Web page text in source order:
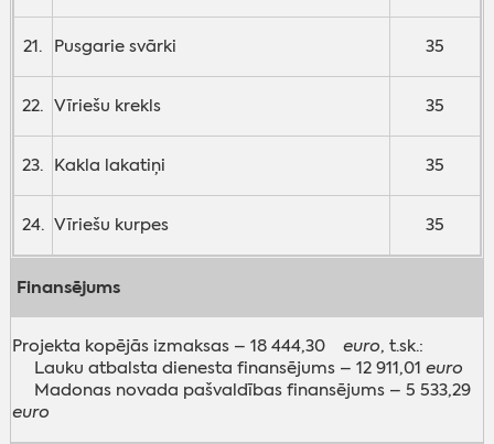
21. Pusgarie svārki 35
22. Vīriešu krekls 35
23. Kakla lakatiņi 35
24. Vīriešu kurpes 35
Finansējums
Projekta kopējās izmaksas – 18 444,30 euro, t.sk.:
Lauku atbalsta dienesta finansējums – 12 911,01 euro
Madonas novada pašvaldības finansējums – 5 533,29
euro